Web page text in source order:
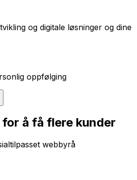
og digitale løsninger og dine
oppfølging
å få flere kunder
webbyrå